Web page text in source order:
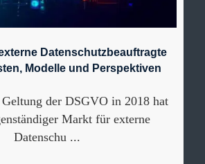
Datenschutzbeauftragte
Modelle und Perspektiven
Geltung der DSGVO in 2018 hat
Markt für externe
Datenschu ...